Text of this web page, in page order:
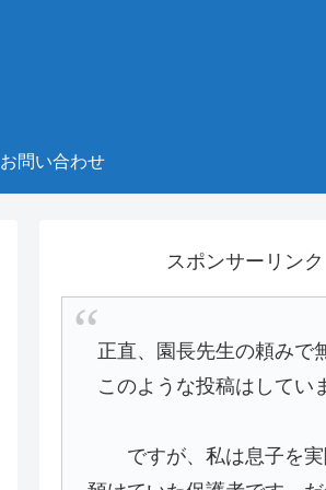
お問い合わせ
スポンサーリンク
正直、園長先生の頼みで
このような投稿はしてい
ですが、私は息子を